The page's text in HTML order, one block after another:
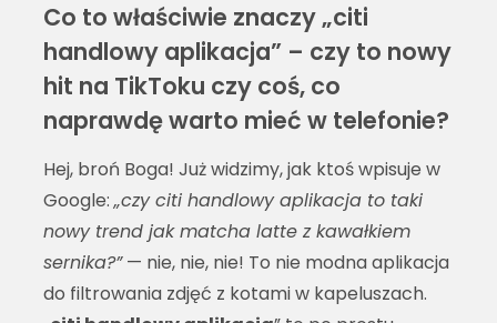
Co to właściwie znaczy „citi
handlowy aplikacja” – czy to nowy
hit na TikToku czy coś, co
naprawdę warto mieć w telefonie?
Hej, broń Boga! Już widzimy, jak ktoś wpisuje w
Google:„czy citi handlowy aplikacja to taki
nowy trend jak matcha latte z kawałkiem
sernika?”— nie, nie, nie! To nie modna aplikacja
do filtrowania zdjęć z kotami w kapeluszach.